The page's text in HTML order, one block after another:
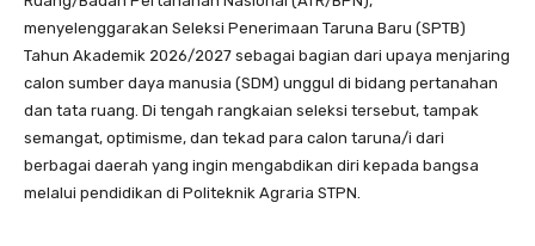
menyelenggarakan Seleksi Penerimaan Taruna Baru (SPTB)
Tahun Akademik 2026/2027 sebagai bagian dari upaya menjaring
calon sumber daya manusia (SDM) unggul di bidang pertanahan
dan tata ruang. Di tengah rangkaian seleksi tersebut, tampak
semangat, optimisme, dan tekad para calon taruna/i dari
berbagai daerah yang ingin mengabdikan diri kepada bangsa
melalui pendidikan di Politeknik Agraria STPN.